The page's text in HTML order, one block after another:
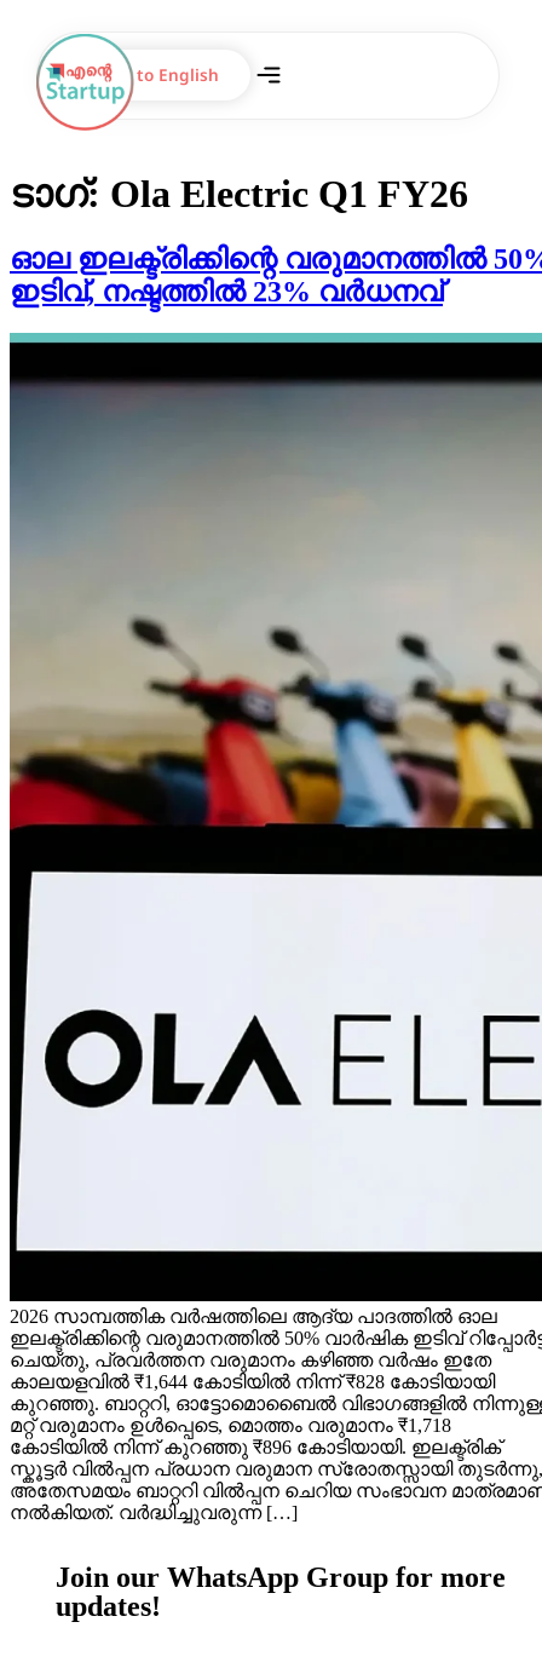
Switch to English
ടാഗ്: Ola Electric Q1 FY26
ഓല ഇലക്ട്രിക്കിന്റെ വരുമാനത്തിൽ
ഇടിവ്, നഷ്ടത്തിൽ 23% വർധനവ്
2026 സാമ്പത്തിക വർഷത്തിലെ ആദ്യ പാദത്തിൽ ഓല
ഇലക്ട്രിക്കിന്റെ വരുമാനത്തിൽ 50% വാർഷിക ഇടിവ്
ചെയ്തു, പ്രവർത്തന വരുമാനം കഴിഞ്ഞ വർഷം ഇതേ
കാലയളവിൽ ₹1,644 കോടിയിൽ നിന്ന് ₹828 കോടിയായി
കുറഞ്ഞു. ബാറ്ററി, ഓട്ടോമൊബൈൽ വിഭാഗങ്ങളിൽ
മറ്റ് വരുമാനം ഉൾപ്പെടെ, മൊത്തം വരുമാനം ₹1,718
കോടിയിൽ നിന്ന് കുറഞ്ഞു ₹896 കോടിയായി. ഇലക്ട്രിക്
സ്കൂട്ടർ വിൽപ്പന പ്രധാന വരുമാന സ്രോതസ്സായി തുടർന്നു,
അതേസമയം ബാറ്ററി വിൽപ്പന ചെറിയ സംഭാവന
നൽകിയത്. വർദ്ധിച്ചുവരുന്ന […]
Join our WhatsApp Group for more
updates!